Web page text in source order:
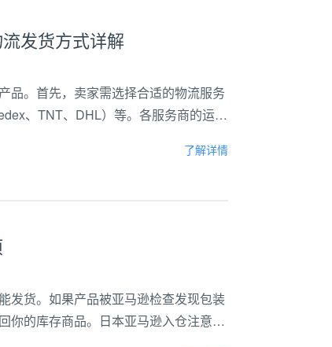
发货方式详解
品。首先，卖家需选择合适的物流服务
、TNT、DHL）等。各服务商的运费
了解详情
发货。如果产品被亚马逊检查发现包装
你的库存商品。日本亚马逊入仓注意事